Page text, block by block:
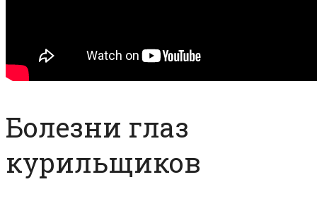
Болезни глаз
курильщиков